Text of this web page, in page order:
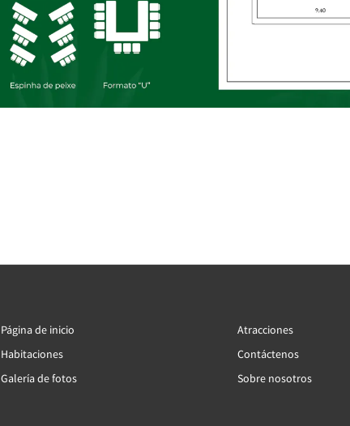
Página de inicio
Habitaciones
Galería de fotos
Atracciones
Contáctenos
Sobre nosotros